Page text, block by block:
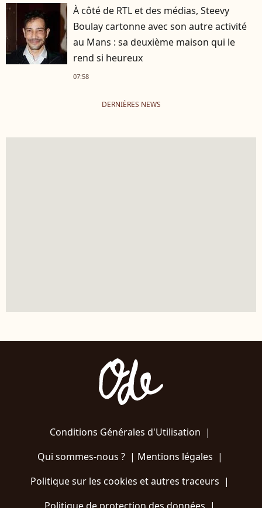
À côté de RTL et des médias, Steevy
Boulay cartonne avec son autre activité
au Mans : sa deuxième maison qui le
rend si heureux
07:58
DERNIÈRES NEWS
Conditions Générales d'Utilisation |
Qui sommes-nous ?| Mentions légales |
Politique sur les cookies et autres traceurs |